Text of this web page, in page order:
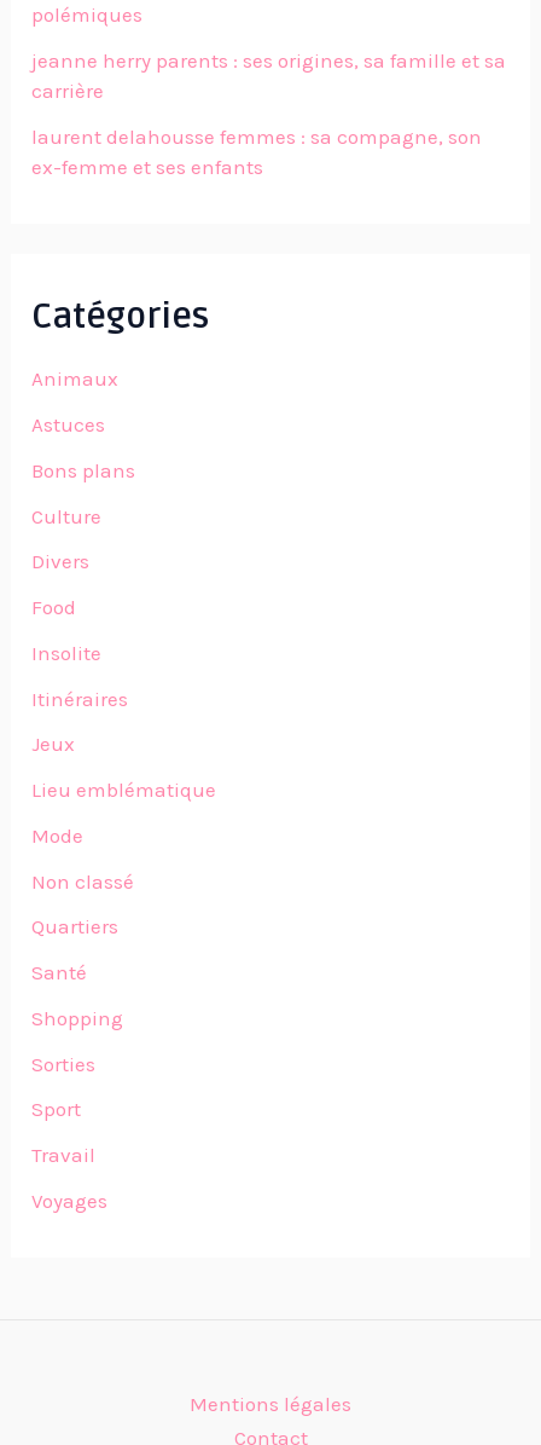
polémiques
jeanne herry parents : ses origines, sa famille et sa
carrière
laurent delahousse femmes : sa compagne, son
ex-femme et ses enfants
Catégories
Animaux
Astuces
Bons plans
Culture
Divers
Food
Insolite
Itinéraires
Jeux
Lieu emblématique
Mode
Non classé
Quartiers
Santé
Shopping
Sorties
Sport
Travail
Voyages
Mentions légales
Contact